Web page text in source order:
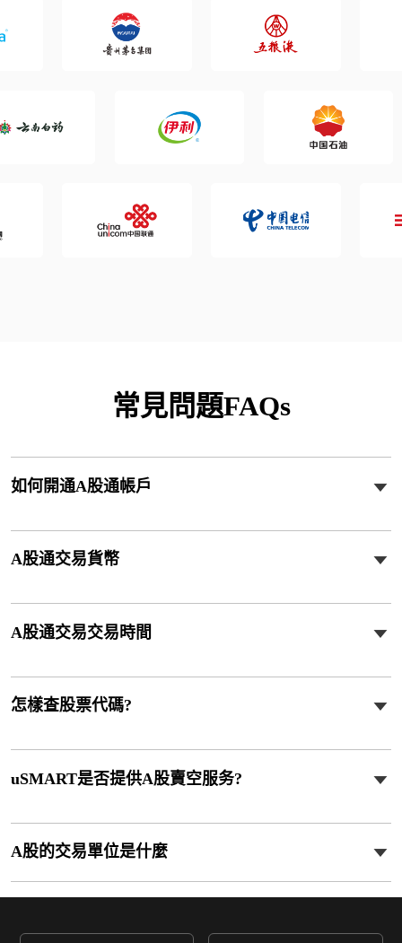
常見問題FAQs
如何開通A股通帳戶
A股通交易貨幣
A股通交易交易時間
怎樣查股票代碼?
uSMART是否提供A股賣空服务?
A股的交易單位是什麼